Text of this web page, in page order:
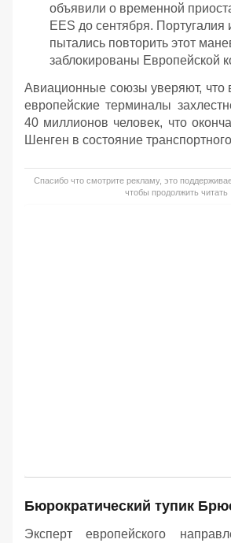
объявили о временной
EES до сентября. Португалия
пытались повторить этот
заблокированы Европейской
Авиационные союзы уверяют, что
европейские терминалы
40 миллионов человек, что
Шенген в состояние
Спасибо что смотрите рекламу, это
чтобы продолжить читать
Бюрократический тупик
Эксперт европейского